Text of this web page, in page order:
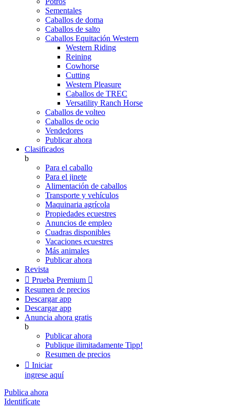
Sementales
Caballos de doma
Caballos de salto
Caballos Equitación Western
Western Riding
Reining
Cowhorse
Cutting
Western Pleasure
Caballos de TREC
Versatility Ranch Horse
Caballos de volteo
Caballos de ocio
Vendedores
Publicar ahora
Clasificados
b
Para el caballo
Para el jinete
Alimentación de caballos
Transporte y vehículos
Maquinaria agrícola
Propiedades ecuestres
Anuncios de empleo
Cuadras disponibles
Vacaciones ecuestres
Más animales
Publicar ahora
Revista
 Prueba Premium 
Resumen de precios
Descargar app
Descargar app
Anuncia ahora gratis
b
Publicar ahora
Publique ilimitadamente Tipp!
Resumen de precios
 Iniciar
ingrese aquí
Publica ahora
Identifícate